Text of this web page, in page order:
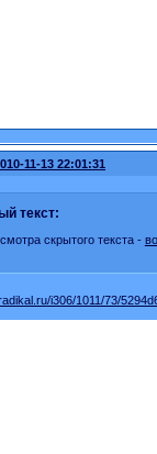
11-13 22:01:31
текст:
скрытого текста -